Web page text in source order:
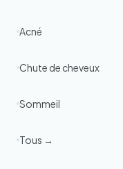
Acné
Chute de cheveux
Sommeil
Tous →